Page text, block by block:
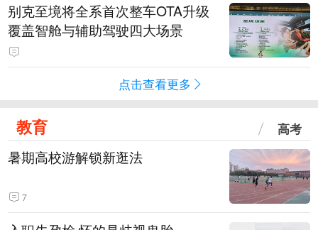
别克至境将全系首次整车OTA升级
覆盖智舱与辅助驾驶四大场景
点击查看更多
教育 高考
暑期高校游解锁新逛法
7